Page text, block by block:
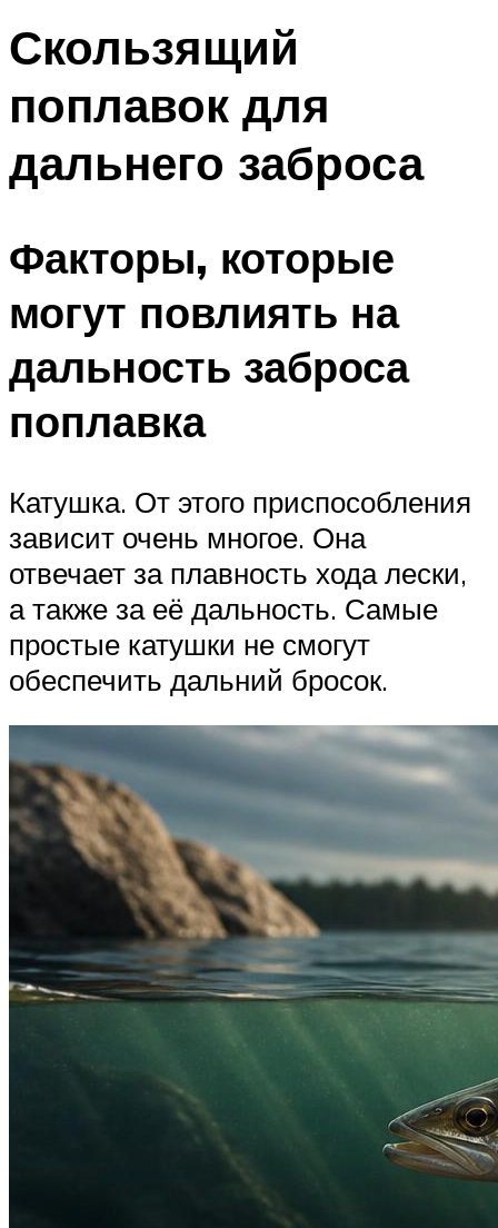
Скользящий
поплавок для
дальнего заброса
Факторы, которые
могут повлиять на
дальность заброса
поплавка
Катушка. От этого приспособления
зависит очень многое. Она
отвечает за плавность хода лески,
а также за её дальность. Самые
простые катушки не смогут
обеспечить дальний бросок.